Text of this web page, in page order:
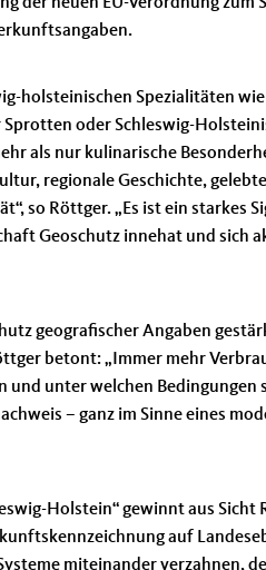
holsteinischen Spezialitäten wie
oder Schleswig-
als nur kulinarische
regionale Geschichte,
so Röttger. „Es ist ein starkes
Geoschutz innehat und sich
geografischer Angaben
betont: „Immer mehr
und unter welchen Bedingungen
– ganz im Sinne eines
Holstein“ gewinnt aus Sicht
auf
miteinander verzahnen,